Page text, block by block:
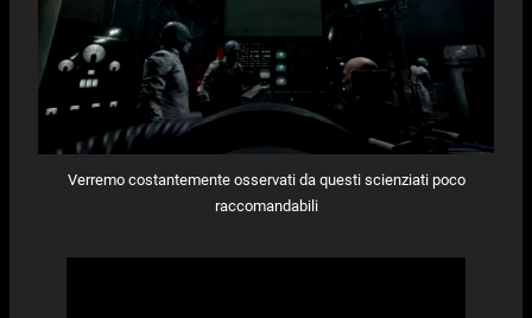
Verremo costantemente osservati da questi scienziati poco
raccomandabili